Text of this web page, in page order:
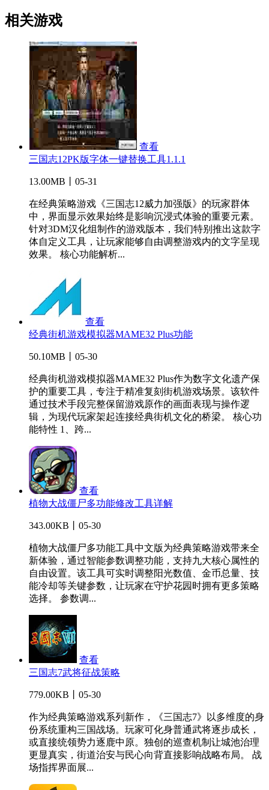
相关游戏
查看
三国志12PK版字体一键替换工具1.1.1
13.00MB丨05-31
在经典策略游戏《三国志12威力加强版》的玩家群体
中，界面显示效果始终是影响沉浸式体验的重要元素。
针对3DM汉化组制作的游戏版本，我们特别推出这款字
体自定义工具，让玩家能够自由调整游戏内的文字呈现
效果。 核心功能解析...
查看
经典街机游戏模拟器MAME32 Plus功能
50.10MB丨05-30
经典街机游戏模拟器MAME32 Plus作为数字文化遗产保
护的重要工具，专注于精准复刻街机游戏场景。该软件
通过技术手段完整保留游戏原作的画面表现与操作逻
辑，为现代玩家架起连接经典街机文化的桥梁。 核心功
能特性 1、跨...
查看
植物大战僵尸多功能修改工具详解
343.00KB丨05-30
植物大战僵尸多功能工具中文版为经典策略游戏带来全
新体验，通过智能参数调整功能，支持九大核心属性的
自由设置。该工具可实时调整阳光数值、金币总量、技
能冷却等关键参数，让玩家在守护花园时拥有更多策略
选择。 参数调...
查看
三国志7武将征战策略
779.00KB丨05-30
作为经典策略游戏系列新作，《三国志7》以多维度的身
份系统重构三国战场。玩家可化身普通武将逐步成长，
或直接统领势力逐鹿中原。独创的巡查机制让城池治理
更显真实，街道治安与民心向背直接影响战略布局。 战
场指挥界面展...